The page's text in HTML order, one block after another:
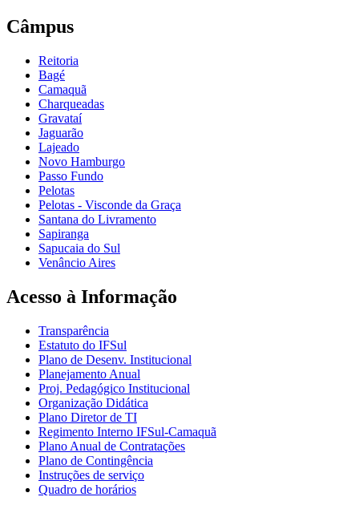
Câmpus
Reitoria
Bagé
Camaquã
Charqueadas
Gravataí
Jaguarão
Lajeado
Novo Hamburgo
Passo Fundo
Pelotas
Pelotas - Visconde da Graça
Santana do Livramento
Sapiranga
Sapucaia do Sul
Venâncio Aires
Acesso à Informação
Transparência
Estatuto do IFSul
Plano de Desenv. Institucional
Planejamento Anual
Proj. Pedagógico Institucional
Organização Didática
Plano Diretor de TI
Regimento Interno IFSul-Camaquã
Plano Anual de Contratações
Plano de Contingência
Instruções de serviço
Quadro de horários